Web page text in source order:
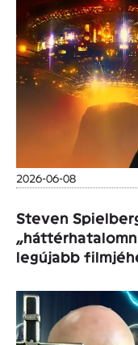
2026-06-08
Steven
legújabb